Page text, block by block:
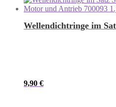
Wellendichtringe im
9,90 €